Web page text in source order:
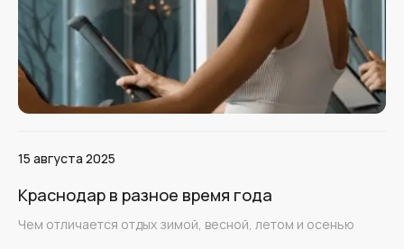
15 августа 2025
Краснодар в разное время года
Чем отличается отдых зимой, весной, летом и осенью